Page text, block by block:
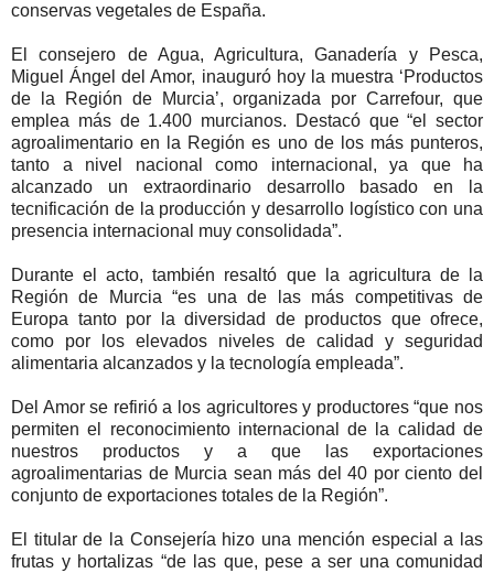
conservas vegetales de España.
El consejero de Agua, Agricultura, Ganadería y Pesca,
Miguel Ángel del Amor, inauguró hoy la muestra ‘Productos
de la Región de Murcia’, organizada por Carrefour, que
emplea más de 1.400 murcianos. Destacó que “el sector
agroalimentario en la Región es uno de los más punteros,
tanto a nivel nacional como internacional, ya que ha
alcanzado un extraordinario desarrollo basado en la
tecnificación de la producción y desarrollo logístico con una
presencia internacional muy consolidada”.
Durante el acto, también resaltó que la agricultura de la
Región de Murcia “es una de las más competitivas de
Europa tanto por la diversidad de productos que ofrece,
como por los elevados niveles de calidad y seguridad
alimentaria alcanzados y la tecnología empleada”.
Del Amor se refirió a los agricultores y productores “que nos
permiten el reconocimiento internacional de la calidad de
nuestros productos y a que las exportaciones
agroalimentarias de Murcia sean más del 40 por ciento del
conjunto de exportaciones totales de la Región”.
El titular de la Consejería hizo una mención especial a las
frutas y hortalizas “de las que, pese a ser una comunidad